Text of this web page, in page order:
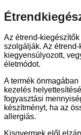
Az étrend-
szolgálják. Az
kiegyensúlyozott,
életmódot.
A termék
kezelés
fogyasztási
készítményt, ha az
allergiás.